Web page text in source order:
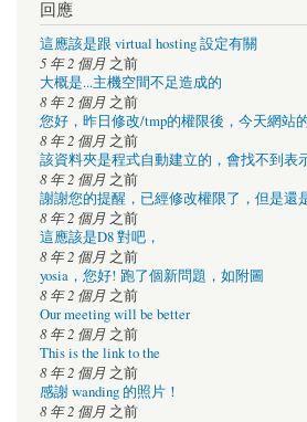
回應
這應該是跟 virtual hosting 設定有關
5 年 2 個月 之前
大概是...主機空間不足造成的
8 年 2 個月 之前
您好，昨日修改/tmp的權限後，今天網站
8 年 2 個月 之前
該資料夾是程式自動建立的，會找不到表
8 年 2 個月 之前
謝謝您的提醒，已經修改權限了，但是還
8 年 2 個月 之前
這應該是D8 對吧，
8 年 2 個月 之前
yosia，您好! 跑了個新問題，如附圖
8 年 2 個月 之前
Our meeting will be better
8 年 2 個月 之前
This is the link to the
8 年 2 個月 之前
感謝 wanding 的照片！
8 年 2 個月 之前